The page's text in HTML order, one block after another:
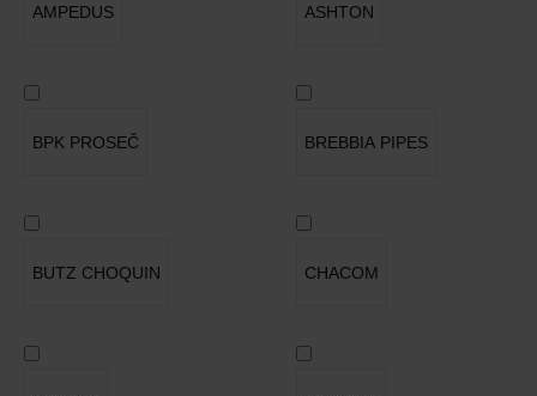
AMPEDUS ASHTON
BPK PROSEČ BREBBIA PIPES
BUTZ CHOQUIN CHACOM